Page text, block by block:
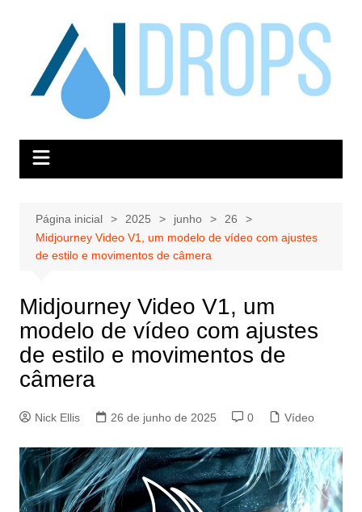
conteúdo
Página inicial 2025 junho
26
Midjourney Video V1, um modelo de vídeo com ajustes
de estilo e movimentos de câmera
Midjourney Video V1, um
modelo de vídeo com ajustes
de estilo e movimentos de
câmera
Nick Ellis 26 de junho de 2025 0 Vídeo